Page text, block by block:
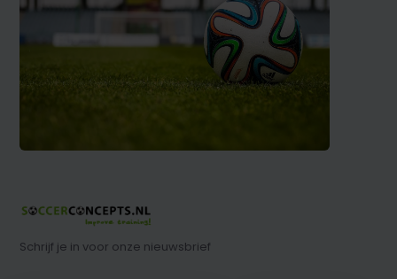
Schrijf je in voor onze nieuwsbrief